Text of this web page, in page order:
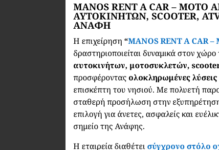
MANOS RENT A CAR –
ΑΥΤΟΚΙΝΗΤΩΝ, SCOOTER,
ΑΝΑΦΗ
Η επιχείρηση “MANOS RENT A CAR –
δραστηριοποιείται δυναμικά στον
αυτοκινήτων, μοτοσυκλετών,
προσφέρονταςολοκληρωμένες
επισκέπτη του νησιού. Με πολυετή
σταθερή προσήλωση στην
επιλογή για άνετες, ασφαλείς και
σημείο της Ανάφης.
Η εταιρεία διαθέτει σύγχρονο στόλο